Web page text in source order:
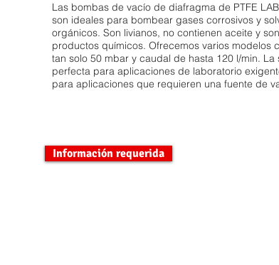
Las bombas de vacío de diafragma de PTFE
son ideales para bombear gases corrosivos y
orgánicos. Son livianos, no contienen aceite y
productos químicos. Ofrecemos varios modelos
tan solo 50 mbar y caudal de hasta 120 l/min. La
perfecta para aplicaciones de laboratorio
para aplicaciones que requieren una fuente de
Información requerida